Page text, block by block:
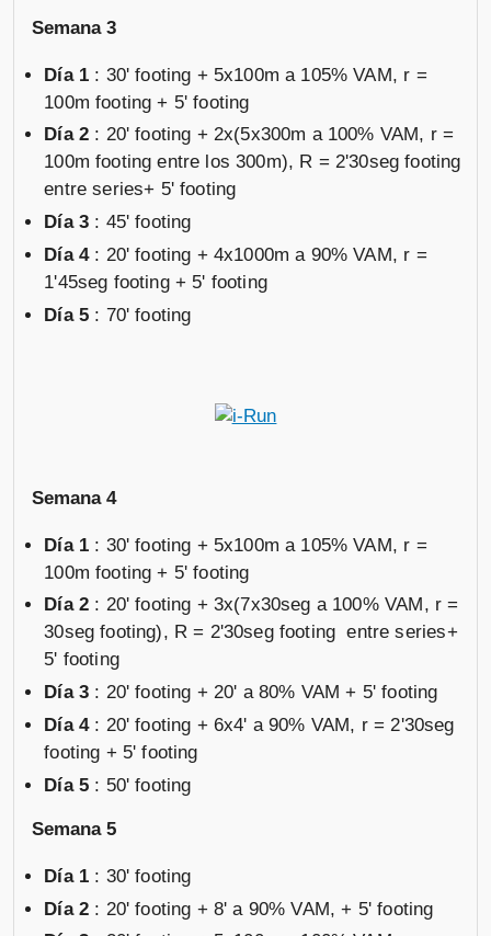
Semana 3
Día 1 : 30' footing + 5x100m a 105% VAM, r =
100m footing + 5' footing
Día 2 : 20' footing + 2x(5x300m a 100% VAM, r =
100m footing entre los 300m), R = 2'30seg footing
entre series+ 5' footing
Día 3 : 45' footing
Día 4: 20' footing + 4x1000m a 90% VAM, r =
1'45seg footing + 5' footing
Día 5 : 70' footing
Semana 4
Día 1 : 30' footing + 5x100m a 105% VAM, r =
100m footing + 5' footing
Día 2 : 20' footing + 3x(7x30seg a 100% VAM, r =
30seg footing), R = 2'30seg footing entre series+
5' footing
Día 3 : 20' footing + 20' a 80% VAM + 5' footing
Día 4: 20' footing + 6x4' a 90% VAM, r = 2'30seg
footing + 5' footing
Día 5 : 50' footing
Semana 5
Día 1 : 30' footing
Día 2 : 20' footing + 8' a 90% VAM, + 5' footing